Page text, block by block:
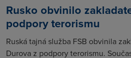
Rusko obvinilo
podpory terorismu
Ruská tajná služba FSB obvinila
Durova z podpory terorismu.